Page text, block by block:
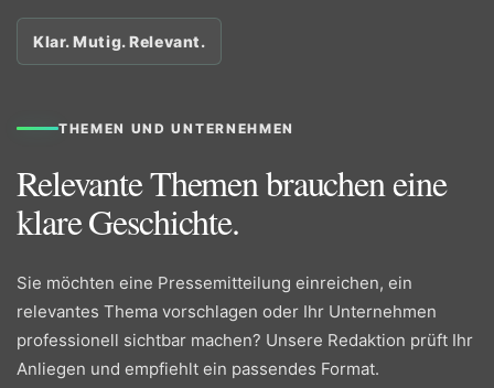
Klar. Mutig. Relevant.
THEMEN UND UNTERNEHMEN
Relevante Themen brauchen eine
klare Geschichte.
Sie möchten eine Pressemitteilung einreichen, ein
relevantes Thema vorschlagen oder Ihr Unternehmen
professionell sichtbar machen? Unsere Redaktion prüft Ihr
Anliegen und empfiehlt ein passendes Format.